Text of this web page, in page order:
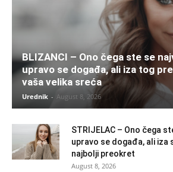
BLIZANCI – Ono čega ste se
upravo se događa, ali iza tog
vaša velika sreća
Urednik - August 8, 2026
STRIJELAC – Ono čega
upravo se događa, ali iza
najbolji preokret
August 8, 2026